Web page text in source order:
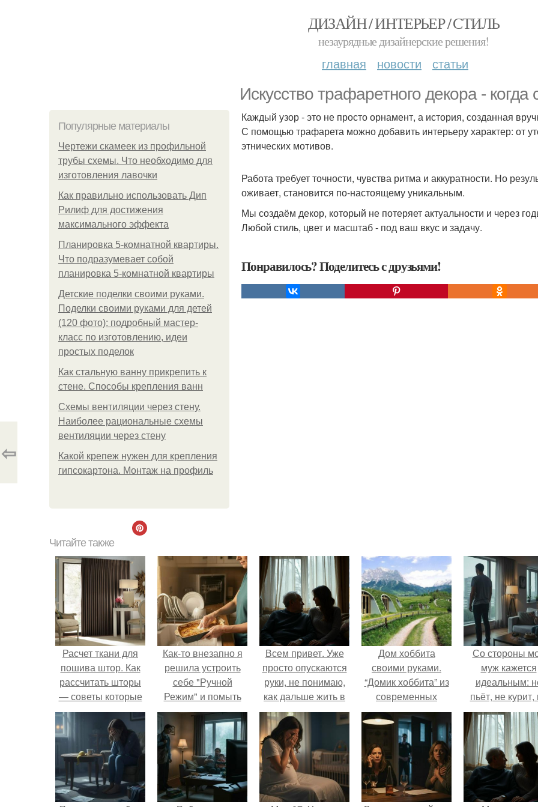
ДИЗАЙН / ИНТЕРЬЕР / СТИЛЬ
незаурядные дизайнерские решения!
главная новости статьи
Искусство трафаретного декора -
Популярные материалы
Чертежи скамеек из профильной
трубы схемы. Что необходимо для
изготовления лавочки
Как правильно использовать Дип
Рилиф для достижения
максимального эффекта
Планировка 5-комнатной квартиры.
Что подразумевает собой
планировка 5-комнатной квартиры
Детские поделки своими руками.
Поделки своими руками для детей
(120 фото): подробный мастер-
класс по изготовлению, идеи
простых поделок
Как стальную ванну прикрепить к
стене. Способы крепления ванн
Схемы вентиляции через стену.
Наиболее рациональные схемы
вентиляции через стену
Какой крепеж нужен для крепления
гипсокартона. Монтаж на профиль
Каждый узор - это не просто орнамент, а история, созданная
С помощью трафарета можно добавить интерьеру характер: от
этнических мотивов.
Работа требует точности, чувства ритма и аккуратности. Но
оживает, становится по-настоящему уникальным.
Мы создаём декор, который не потеряет актуальности и через
Любой стиль, цвет и масштаб - под ваш вкус и задачу.
Понравилось? Поделитесь с друзьями!
⇦
Читайте также
Расчет ткани для
пошива штор. Как
рассчитать шторы
— советы которые
помогут сделать
интерьер
шикарным + 125
фото с примерами
Как-то внезапно я
решила устроить
себе "Ручной
Режим" и помыть
посуду без помощи
техники.
Всем привет. Уже
просто опускаются
руки, не понимаю,
как дальше жить в
этой ситуации.
Дом хоббита
своими руками.
“Домик хоббита” из
современных
материалов,
который можно
построить всего за
три дня
Со стороны
муж кажется
идеальным:
пьёт, не курит,
даёт поводов
ревности, с
ребёнком
справляется
отлично, да и
готовит
многих.